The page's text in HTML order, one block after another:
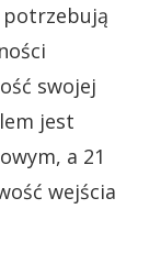
potrzebują
swojej
jest
a 21
wejścia